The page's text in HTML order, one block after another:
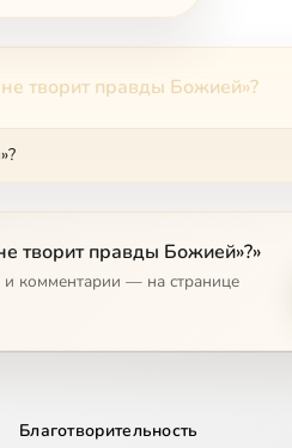
творит правды Божией»?
творит правды Божией»?»
комментарии — на странице
Благотворительность